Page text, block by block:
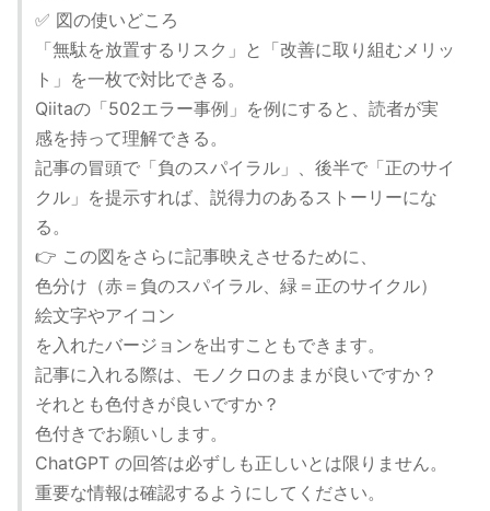
✅ 図の使いどころ
「無駄を放置するリスク」と「改善に取り組むメリッ
ト」を一枚で対比できる。
Qiitaの「502エラー事例」を例にすると、読者が実
感を持って理解できる。
記事の冒頭で「負のスパイラル」、後半で「正のサイ
クル」を提示すれば、説得力のあるストーリーにな
る。
👉 この図をさらに記事映えさせるために、
色分け（赤＝負のスパイラル、緑＝正のサイクル）
絵文字やアイコン
を入れたバージョンを出すこともできます。
記事に入れる際は、モノクロのままが良いですか？
それとも色付きが良いですか？
色付きでお願いします。
ChatGPT の回答は必ずしも正しいとは限りません。
重要な情報は確認するようにしてください。